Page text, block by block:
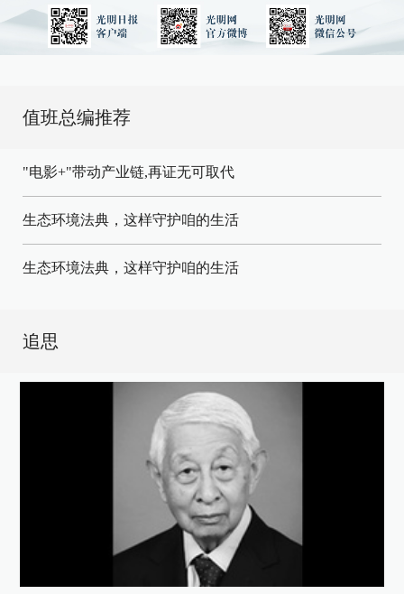
值班总编推荐
"电影+"带动产业链,再证无可取代
生态环境法典，这样守护咱的生活
生态环境法典，这样守护咱的生活
追思